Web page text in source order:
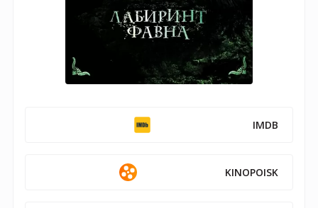
IMDB
KINOPOISK